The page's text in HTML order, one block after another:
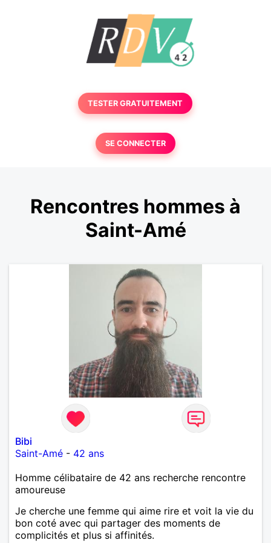
TESTER GRATUITEMENT
SE CONNECTER
Rencontres hommes à
Saint-Amé
Bibi
Saint-Amé - 42 ans
Homme célibataire de 42 ans recherche rencontre
amoureuse
Je cherche une femme qui aime rire et voit la vie du
bon coté avec qui partager des moments de
complicités et plus si affinités.